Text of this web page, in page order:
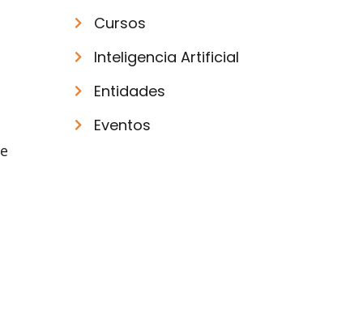
Cursos
Inteligencia Artificial
Entidades
Eventos